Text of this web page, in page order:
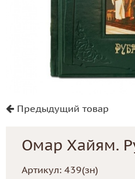
Предыдущий товар
Омар Хайям.
Артикул: 439(зн)